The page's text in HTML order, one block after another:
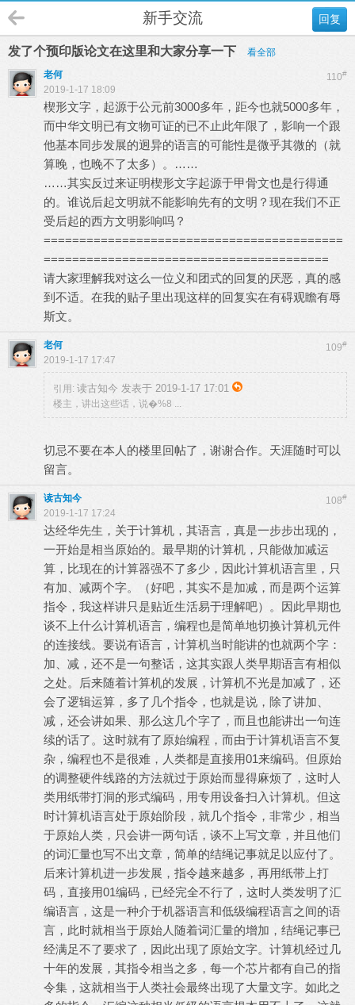
回复
新手交流
发了个预印版论文在这里和大家分享一下 看全部
110#
老何
2019-1-17 18:09
楔形文字，起源于公元前3000多年，距今也就5000多年，
而中华文明已有文物可证的已不止此年限了，影响一个跟
他基本同步发展的迥异的语言的可能性是微乎其微的（就
算晚，也晚不了太多）。……
……其实反过来证明楔形文字起源于甲骨文也是行得通
的。谁说后起文明就不能影响先有的文明？现在我们不正
受后起的西方文明影响吗？
==========================================
========================================
请大家理解我对这么一位义和团式的回复的厌恶，真的感
到不适。在我的贴子里出现这样的回复实在有碍观瞻有辱
斯文。
109#
老何
2019-1-17 17:47
引用: 读古知今 发表于 2019-1-17 17:01
楼主，讲出这些话，说�%8 ...
切忌不要在本人的楼里回帖了，谢谢合作。天涯随时可以
留言。
108#
读古知今
2019-1-17 17:24
达经华先生，关于计算机，其语言，真是一步步出现的，
一开始是相当原始的。最早期的计算机，只能做加减运
算，比现在的计算器强不了多少，因此计算机语言里，只
有加、减两个字。（好吧，其实不是加减，而是两个运算
指令，我这样讲只是贴近生活易于理解吧）。因此早期也
谈不上什么计算机语言，编程也是简单地切换计算机元件
的连接线。要说有语言，计算机当时能讲的也就两个字：
加、减，还不是一句整话，这其实跟人类早期语言有相似
之处。后来随着计算机的发展，计算机不光是加减了，还
会了逻辑运算，多了几个指令，也就是说，除了讲加、
减，还会讲如果、那么这几个字了，而且也能讲出一句连
续的话了。这时就有了原始编程，而由于计算机语言不复
杂，编程也不是很难，人类都是直接用01来编码。但原始
的调整硬件线路的方法就过于原始而显得麻烦了，这时人
类用纸带打洞的形式编码，用专用设备扫入计算机。但这
时计算机语言处于原始阶段，就几个指令，非常少，相当
于原始人类，只会讲一两句话，谈不上写文章，并且他们
的词汇量也写不出文章，简单的结绳记事就足以应付了。
后来计算机进一步发展，指令越来越多，再用纸带上打
码，直接用01编码，已经完全不行了，这时人类发明了汇
编语言，这是一种介于机器语言和低级编程语言之间的语
言，此时就相当于原始人随着词汇量的增加，结绳记事已
经满足不了要求了，因此出现了原始文字。计算机经过几
十年的发展，其指令相当之多，每一个芯片都有自己的指
令集，这就相当于人类社会最终出现了大量文字。如此之